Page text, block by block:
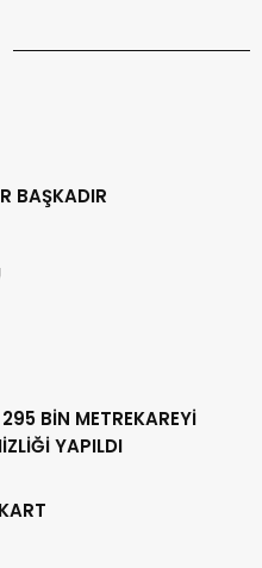
BAŞKADIR
BİN METREKAREYİ
YAPILDI